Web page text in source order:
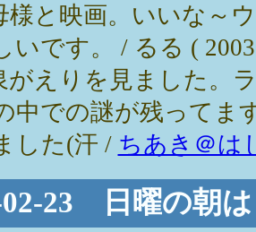
様と映画。いいな～
いです。 / るる (
がえりを見ました。
中での謎が残ってま
した(汗 / ちあき＠は
02-23 日曜の朝は